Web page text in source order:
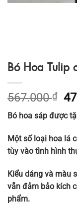
Bó Hoa Tulip
567.000₫
gốc
là:
Bó hoa sáp được
Một số loại hoa lá
tùy vào tình hình
Kiểu dáng và màu
vẫn đảm bảo kích
phẩm.